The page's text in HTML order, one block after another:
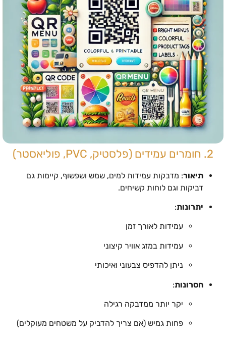
2. חומרים עמידים (פלסטיק, PVC, פוליאסטר)
תיאור: מדבקות עמידות למים, שמש ושפשוף, קיימות גם
דביקות וגם לוחות קשיחים.
יתרונות:
עמידות לאורך זמן
עמידות במזג אוויר קיצוני
ניתן להדפיס צבעוני ואיכותי
חסרונות:
יקר יותר ממדבקה רגילה
פחות גמיש (אם צריך להדביק על משטחים מעוקלים)